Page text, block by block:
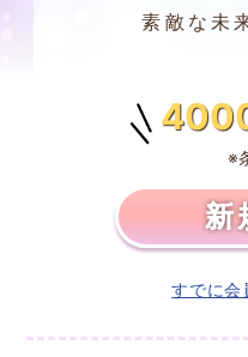
素敵な未
※
新
すでに会